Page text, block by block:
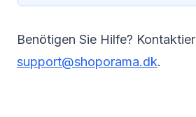
Benötigen Sie Hilfe?
support@shoporama.dk.